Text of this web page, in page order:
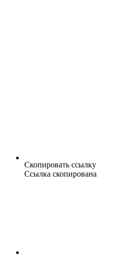
Скопировать ссылку
Ссылка скопирована